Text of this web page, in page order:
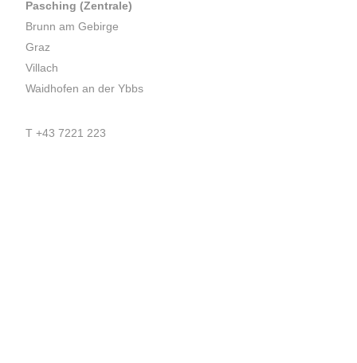
Pasching (Zentrale)
Brunn am Gebirge
Graz
Villach
Waidhofen an der Ybbs
T +43 7221 223